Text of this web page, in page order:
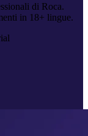
di Roca.
in 18+ lingue.